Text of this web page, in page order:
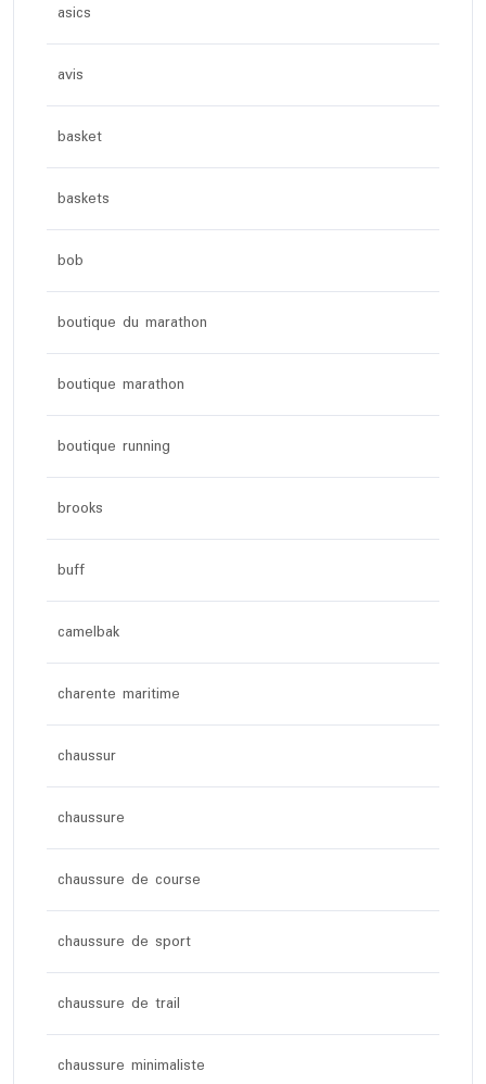
asics
avis
basket
baskets
bob
boutique du marathon
boutique marathon
boutique running
brooks
buff
camelbak
charente maritime
chaussur
chaussure
chaussure de course
chaussure de sport
chaussure de trail
chaussure minimaliste